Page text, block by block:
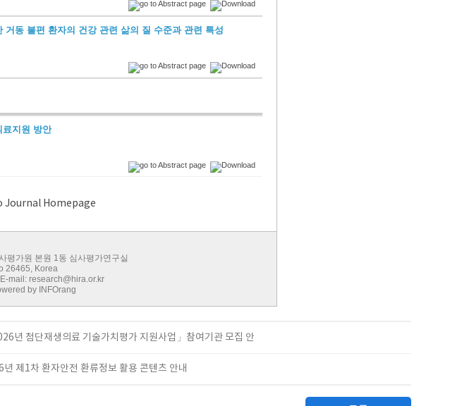
동 불편 환자의 건강 관련 삶의 질 수준과 관련 특성
료지원 방안
평가원 본원 1동 심사평가연구실
26465, Korea
mail: research@hira.or.kr
by INFOrang
년 첨단재생의료 기술가치평가 지원사업」참여기관 모집 안
제1차 환자안전 환류정보 활용 콘텐츠 안내